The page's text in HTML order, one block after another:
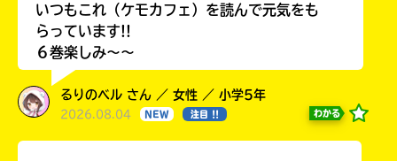
いつもこれ（ケモカフェ）を読んで元気をも
らっています!!
６巻楽しみ～～
るりのベル さん ／ 女性 ／ 小学5年
2026.08.04 NEW 注目 !! わかる